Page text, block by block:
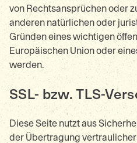
von Rechtsansprüchen oder
anderen natürlichen oder
Gründen eines wichtigen
Europäischen Union oder
werden.
SSL- bzw. TLS-
Diese Seite nutzt aus
der Übertragung